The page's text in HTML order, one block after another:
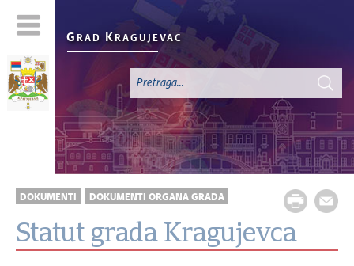
G RAD K RAGUJEVAC
DOKUMENTI DOKUMENTI ORGANA GRADA
Statut grada Kragujevca